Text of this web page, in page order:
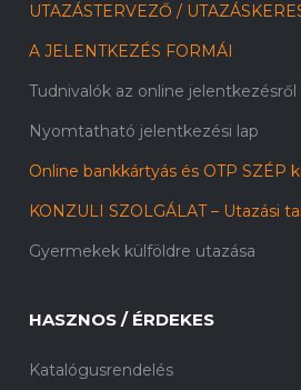
UTAZÁSTERVEZŐ /
A JELENTKEZÉS FORMÁI
Tudnivalók az online jelentkezésről
Nyomtatható jelentkezési lap
Online bankkártyás és OTP SZÉP
KONZULI SZOLGÁLAT – Utazási
Gyermekek külföldre utazása
HASZNOS / ÉRDEKES
Katalógusrendelés